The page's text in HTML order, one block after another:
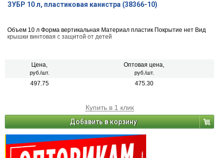
ЗУБР 10 л, пластиковая канистра (38366-10)
Объем 10 л Форма вертикальная Материал пластик Покрытие нет Вид
крышки винтовая с защитой от детей
Цена,
руб./шт.
Оптовая цена,
руб./шт.
497.75 475.30
Купить в 1 клик
Добавить в корзину